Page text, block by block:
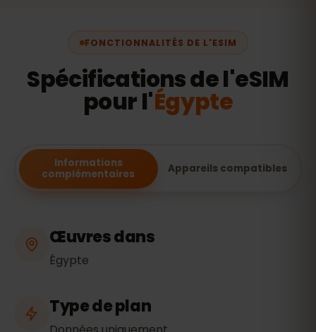
FONCTIONNALITÉS DE L'ESIM
Spécifications de l'eSIM
pour l'Égypte
Informations
complémentaires
Appareils compatibles
Œuvres dans
Égypte
Type de plan